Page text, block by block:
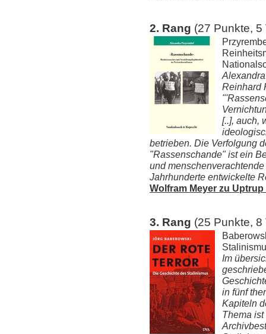
2. Rang (27 Punkte, 5
Reinhard
[..], auch,
betrieben. Die Verfolgung
"Rassenschande" ist ein
und
Jahrhunderte entwickelte
Wolfram Meyer zu
3. Rang (25 Punkte, 8
Im
in fünf
Kapiteln
Thema